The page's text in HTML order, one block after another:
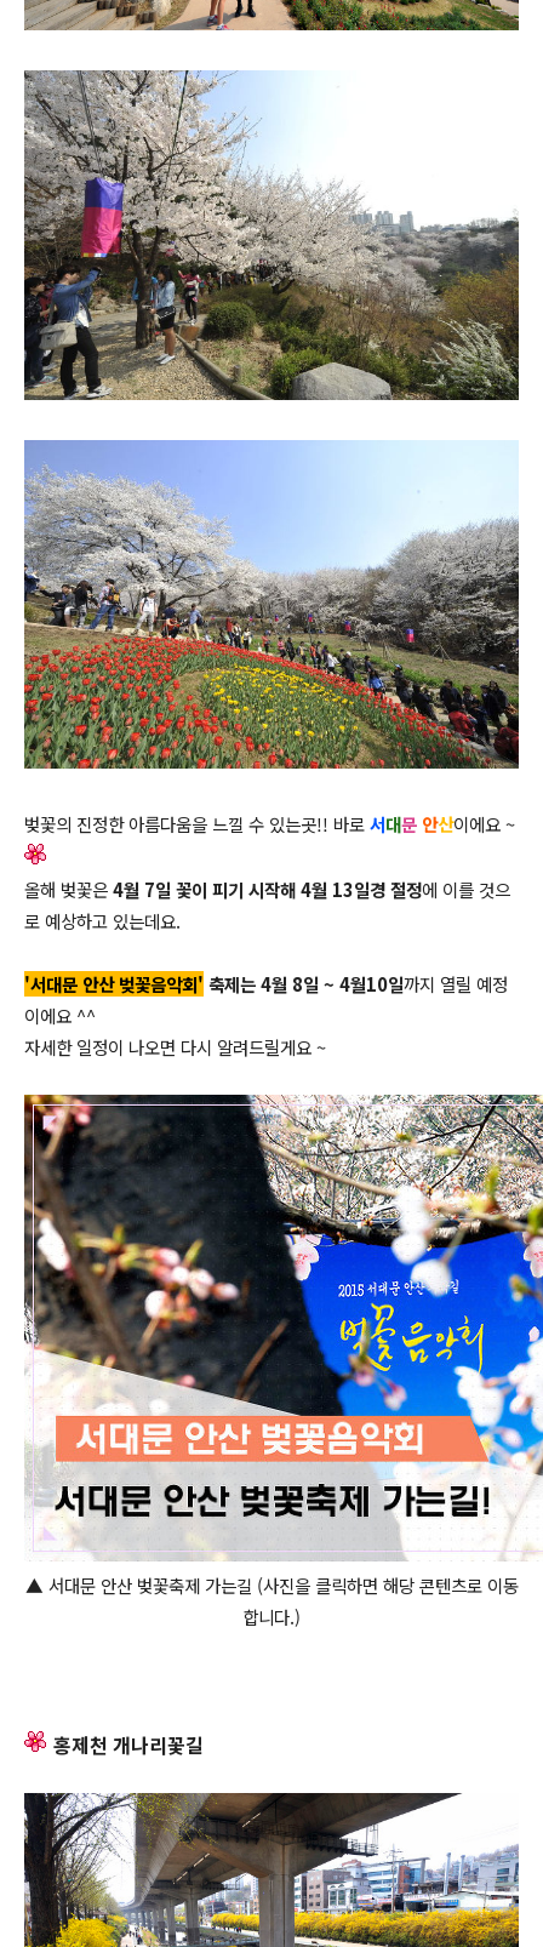
벚꽃의 진정한 아름다움을 느낄 수 있는곳!! 바로서대문 안산이에요 ~
올해 벚꽃은4월 7일 꽃이 피기 시작해 4월 13일경 절정에 이를 것으
로 예상하고 있는데요.
'서대문 안산 벚꽃음악회' 축제는 4월 8일 ~ 4월10일까지 열릴 예정
이에요 ^^
자세한 일정이 나오면 다시 알려드릴게요 ~
▲ 서대문 안산 벚꽃축제 가는길 (사진을 클릭하면 해당 콘텐츠로 이동
합니다.)
홍제천 개나리꽃길